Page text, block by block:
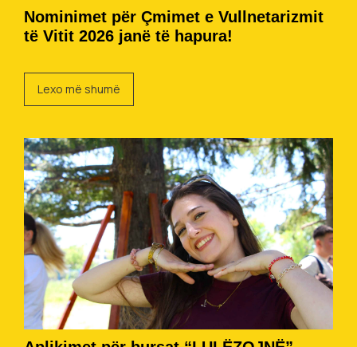
Nominimet për Çmimet e Vullnetarizmit
të Vitit 2026 janë të hapura!
Lexo më shumë